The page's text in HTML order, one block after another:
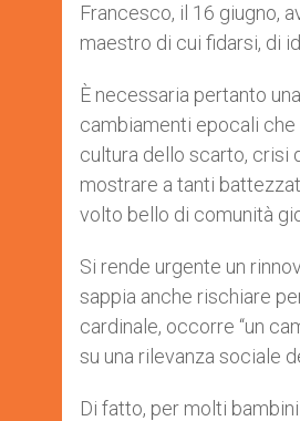
Francesco, il 16 giugno,
maestro di cui fidarsi, di
È necessaria pertanto
cambiamenti epocali
cultura dello scarto, crisi
mostrare a tanti
volto bello di comunità
Si rende urgente un
sappia anche rischiare
cardinale, occorre “un
su una rilevanza sociale
Di fatto, per molti